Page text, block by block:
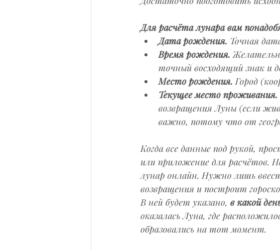
Для расчёта лунара вам
Дата рождения. Точная
Время рождения.
точный восходящий знак и
Место рождения. Город
Текущее место проживания.
возвращения Луны (если
важно, потому что от
Когда все данные под рукой,
или приложение для расчётов.
лунар онлайн. Нужно лишь
возвращения и построит
В ней будет указано, в какой
оказалась Луна, где
образовались на тот момент.